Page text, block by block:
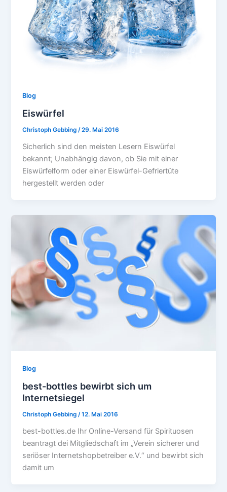
Blog
Eiswürfel
Christoph Gebbing /29. Mai 2016
Sicherlich sind den meisten Lesern Eiswürfel
bekannt; Unabhängig davon, ob Sie mit einer
Eiswürfelform oder einer Eiswürfel-Gefriertüte
hergestellt werden oder
Blog
best-bottles bewirbt sich um
Internetsiegel
Christoph Gebbing /12. Mai 2016
best-bottles.de Ihr Online-Versand für Spirituosen
beantragt dei Mitgliedschaft im „Verein sicherer und
seriöser Internetshopbetreiber e.V.“ und bewirbt sich
damit um